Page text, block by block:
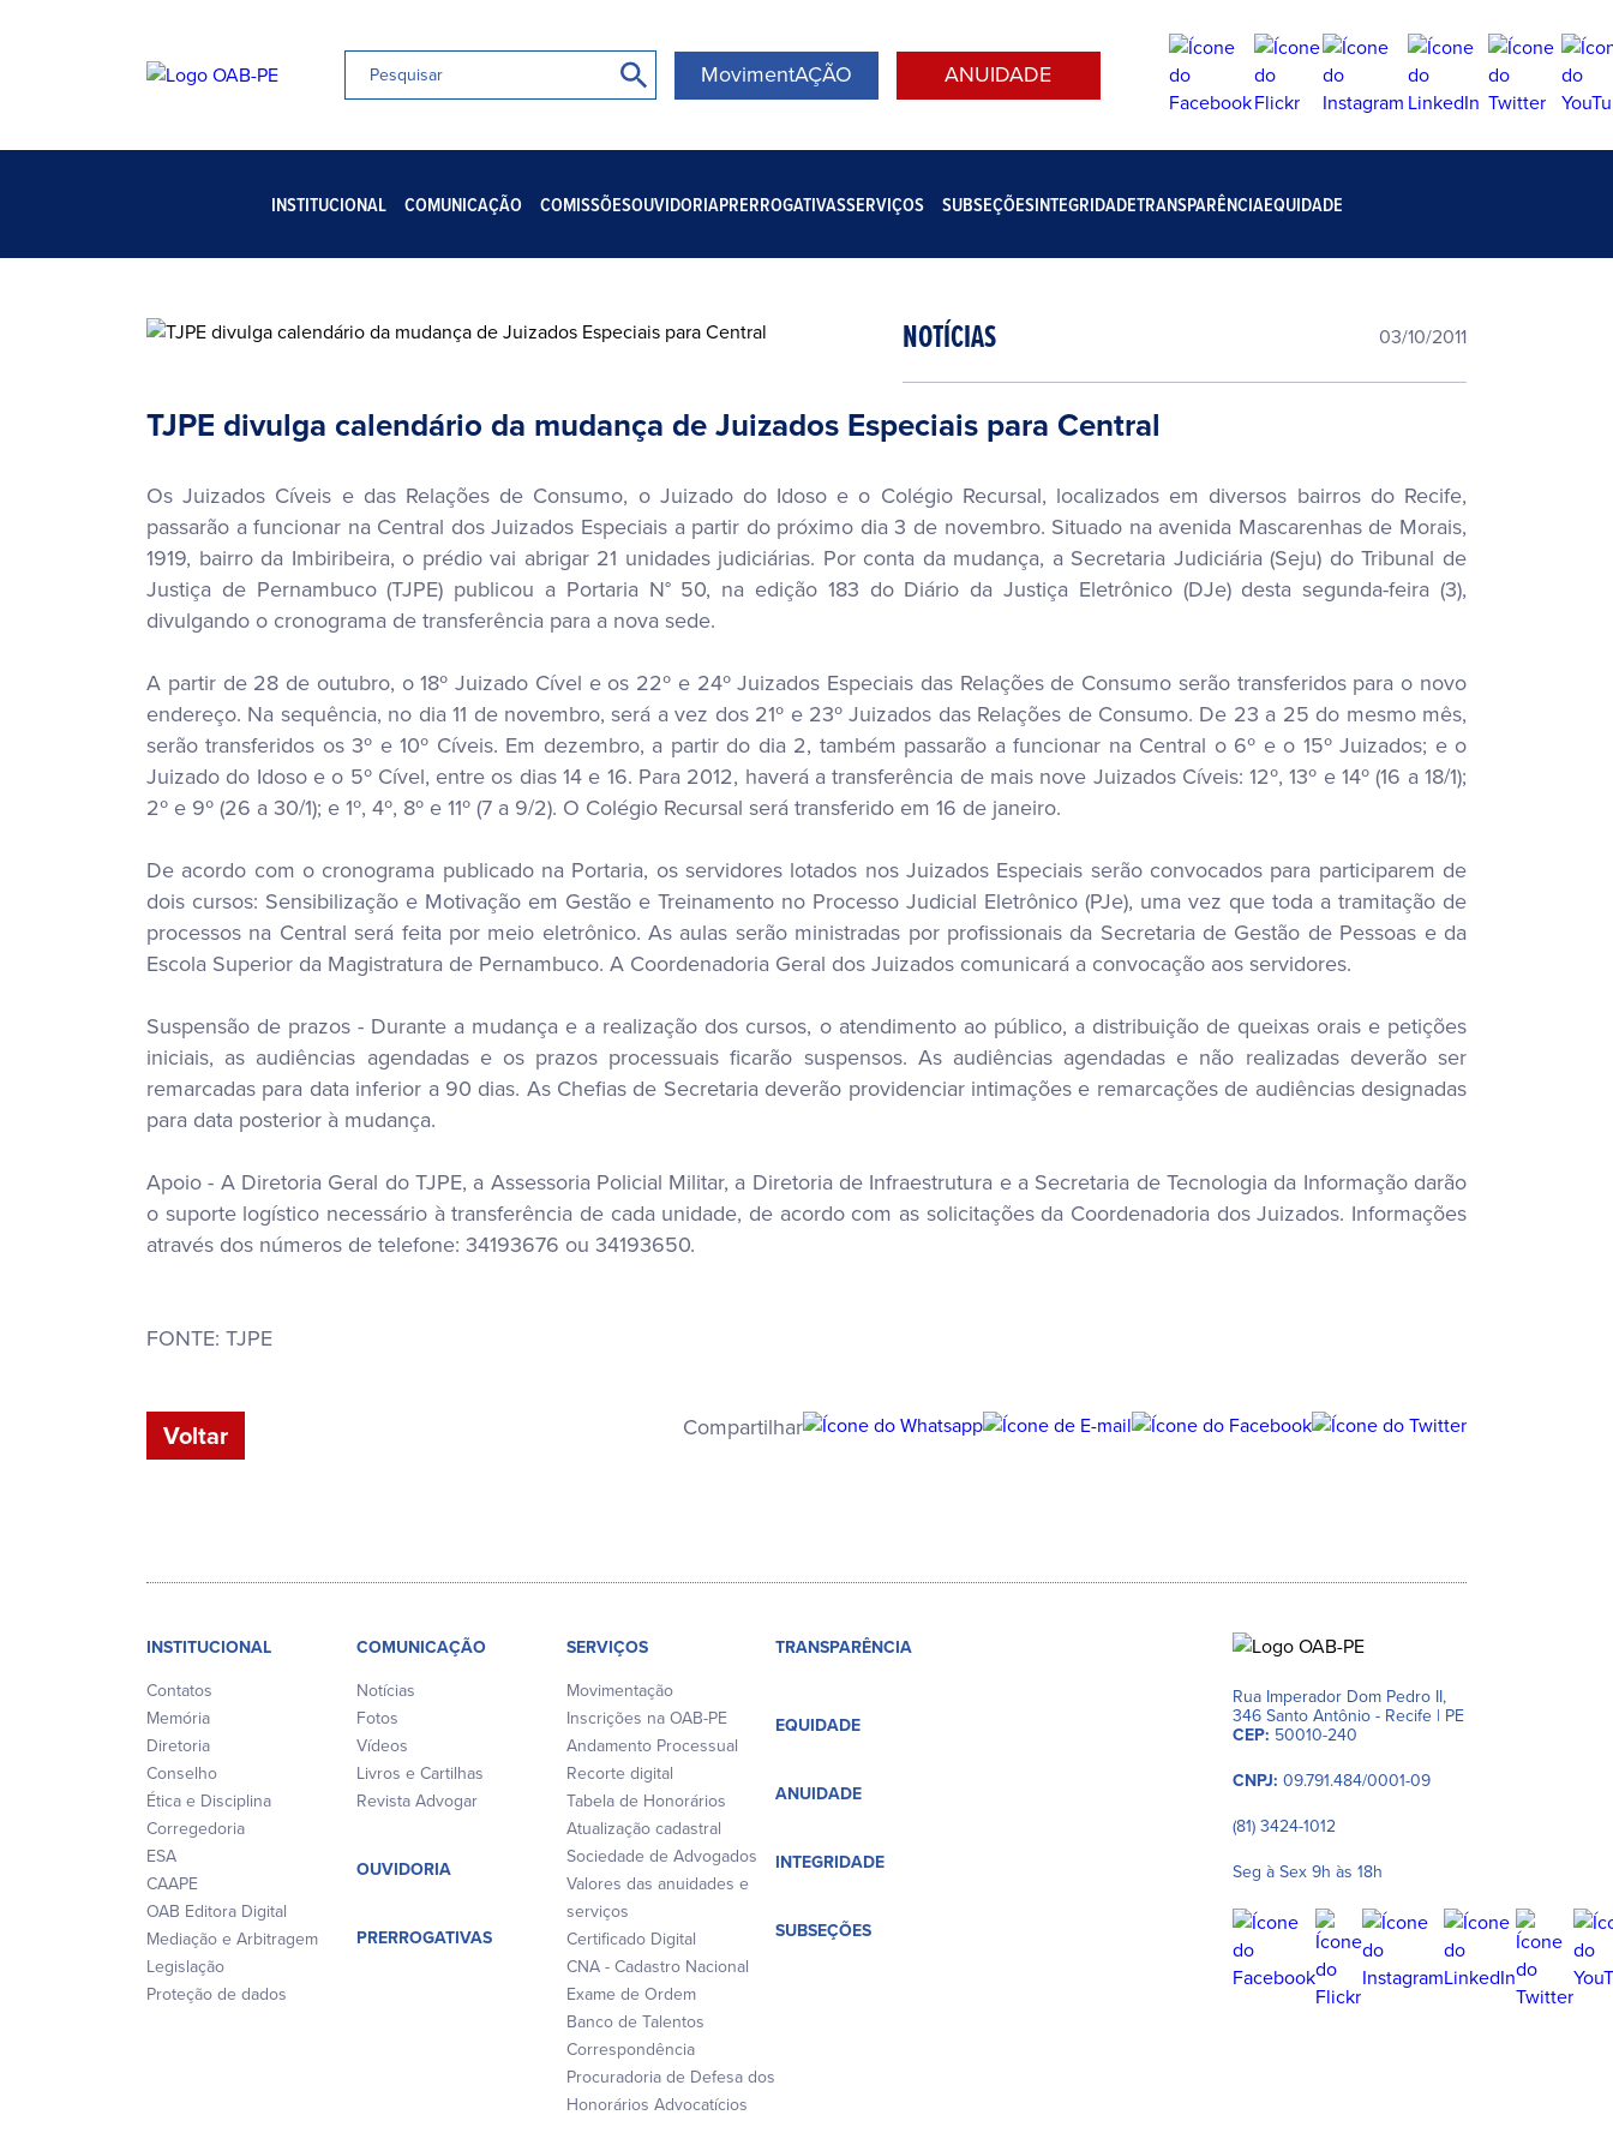
MovimentAÇÃO ANUIDADE
INSTITUCIONAL COMUNICAÇÃO COMISSÕESOUVIDORIAPRERROGATIVASSERVIÇOS SUBSEÇÕESINTEGRIDADETRANSPARÊNCIAEQUIDADE
NOTÍCIAS 03/10/2011
TJPE divulga calendário da mudança de Juizados Especiais para Central
Os Juizados Cíveis e das Relações de Consumo, o Juizado do Idoso e o Colégio Recursal, localizados em diversos bairros do Recife,
passarão a funcionar na Central dos Juizados Especiais a partir do próximo dia 3 de novembro. Situado na avenida Mascarenhas de Morais,
1919, bairro da Imbiribeira, o prédio vai abrigar 21 unidades judiciárias. Por conta da mudança, a Secretaria Judiciária (Seju) do Tribunal de
Justiça de Pernambuco (TJPE) publicou a Portaria N° 50, na edição 183 do Diário da Justiça Eletrônico (DJe) desta segunda-feira (3),
divulgando o cronograma de transferência para a nova sede.
A partir de 28 de outubro, o 18º Juizado Cível e os 22º e 24º Juizados Especiais das Relações de Consumo serão transferidos para o novo
endereço. Na sequência, no dia 11 de novembro, será a vez dos 21º e 23º Juizados das Relações de Consumo. De 23 a 25 do mesmo mês,
serão transferidos os 3º e 10º Cíveis. Em dezembro, a partir do dia 2, também passarão a funcionar na Central o 6º e o 15º Juizados; e o
Juizado do Idoso e o 5º Cível, entre os dias 14 e 16. Para 2012, haverá a transferência de mais nove Juizados Cíveis: 12º, 13º e 14º (16 a 18/1);
2º e 9º (26 a 30/1); e 1º, 4º, 8º e 11º (7 a 9/2). O Colégio Recursal será transferido em 16 de janeiro.
De acordo com o cronograma publicado na Portaria, os servidores lotados nos Juizados Especiais serão convocados para participarem de
dois cursos: Sensibilização e Motivação em Gestão e Treinamento no Processo Judicial Eletrônico (PJe), uma vez que toda a tramitação de
processos na Central será feita por meio eletrônico. As aulas serão ministradas por profissionais da Secretaria de Gestão de Pessoas e da
Escola Superior da Magistratura de Pernambuco. A Coordenadoria Geral dos Juizados comunicará a convocação aos servidores.
Suspensão de prazos - Durante a mudança e a realização dos cursos, o atendimento ao público, a distribuição de queixas orais e petições
iniciais, as audiências agendadas e os prazos processuais ficarão suspensos. As audiências agendadas e não realizadas deverão ser
remarcadas para data inferior a 90 dias. As Chefias de Secretaria deverão providenciar intimações e remarcações de audiências designadas
para data posterior à mudança.
Apoio - A Diretoria Geral do TJPE, a Assessoria Policial Militar, a Diretoria de Infraestrutura e a Secretaria de Tecnologia da Informação darão
o suporte logístico necessário à transferência de cada unidade, de acordo com as solicitações da Coordenadoria dos Juizados. Informações
através dos números de telefone: 34193676 ou 34193650.
FONTE: TJPE
Voltar Compartilhar
INSTITUCIONAL
Contatos
Memória
Diretoria
Conselho
Ética e Disciplina
Corregedoria
ESA
CAAPE
OAB Editora Digital
Mediação e Arbitragem
Legislação
Proteção de dados
COMUNICAÇÃO
Notícias
Fotos
Vídeos
Livros e Cartilhas
Revista Advogar
OUVIDORIA
PRERROGATIVAS
SERVIÇOS
Movimentação
Inscrições na OAB-PE
Andamento Processual
Recorte digital
Tabela de Honorários
Atualização cadastral
Sociedade de Advogados
Valores das anuidades e
serviços
Certificado Digital
CNA - Cadastro Nacional
Exame de Ordem
Banco de Talentos
Correspondência
Procuradoria de Defesa dos
Honorários Advocatícios
TRANSPARÊNCIA
EQUIDADE
ANUIDADE
INTEGRIDADE
SUBSEÇÕES
Rua Imperador Dom Pedro II,
346 Santo Antônio - Recife | PE
CEP: 50010-240
CNPJ: 09.791.484/0001-09
(81) 3424-1012
Seg à Sex 9h às 18h